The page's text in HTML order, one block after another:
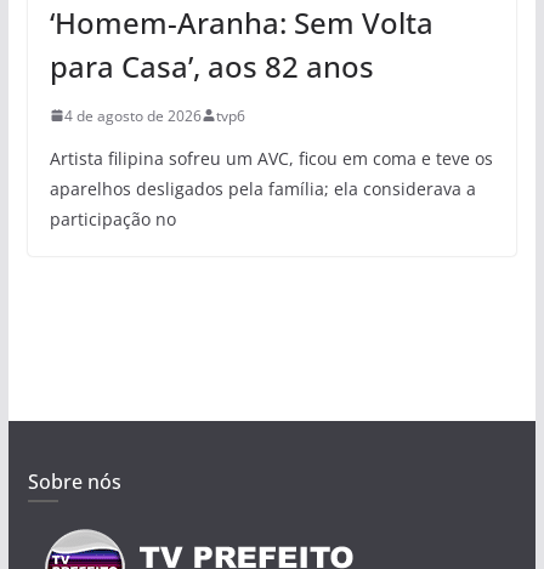
‘Homem-Aranha: Sem Volta
para Casa’, aos 82 anos
4 de agosto de 2026 tvp6
Artista filipina sofreu um AVC, ficou em coma e teve os
aparelhos desligados pela família; ela considerava a
participação no
Sobre nós